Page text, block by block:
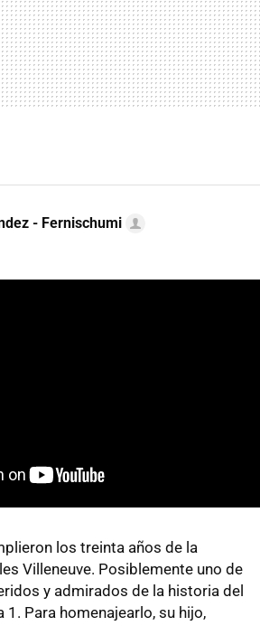
- Fernischumi
los treinta años de la
Villeneuve. Posiblemente uno de
y admirados de la historia del
1. Para homenajearlo, su hijo,